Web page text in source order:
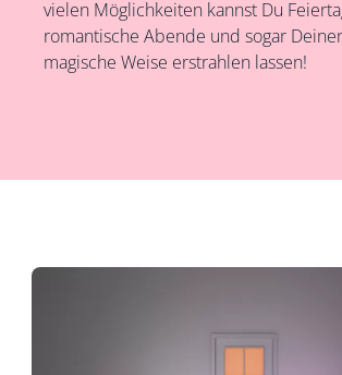
vielen Möglichkeiten kannst Du
romantische Abende und sogar
magische Weise erstrahlen lassen!